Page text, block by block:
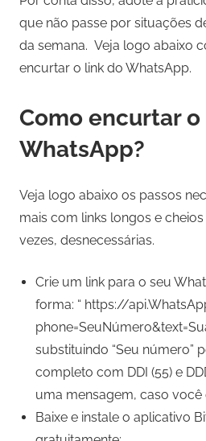
que não passe por situações
da semana. Veja logo abaixo
encurtar o link do WhatsApp.
Como encurtar
WhatsApp?
Veja logo abaixo os passos
mais com links longos e
vezes, desnecessárias.
Crie um link para o seu
forma: “ https://
substituindo “Seu número”
completo com DDI (55) e
uma mensagem, caso você
Baixe e instale o aplicativo